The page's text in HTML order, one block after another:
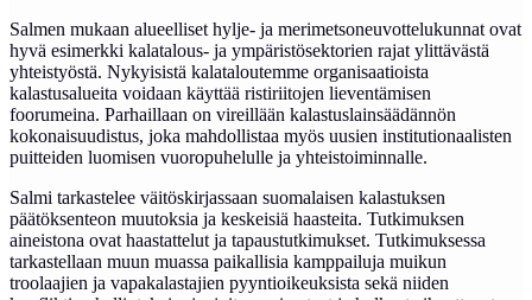
Salmen mukaan alueelliset hylje- ja merimetsoneuvottelukunnat ovat
hyvä esimerkki kalatalous- ja ympäristösektorien rajat ylittävästä
yhteistyöstä. Nykyisistä kalataloutemme organisaatioista
kalastusalueita voidaan käyttää ristiriitojen lieventämisen
foorumeina. Parhaillaan on vireillään kalastuslainsäädännön
kokonaisuudistus, joka mahdollistaa myös uusien institutionaalisten
puitteiden luomisen vuoropuhelulle ja yhteistoiminnalle.
Salmi tarkastelee väitöskirjassaan suomalaisen kalastuksen
päätöksenteon muutoksia ja keskeisiä haasteita. Tutkimuksen
aineistona ovat haastattelut ja tapaustutkimukset. Tutkimuksessa
tarkastellaan muun muassa paikallisia kamppailuja muikun
troolaajien ja vapakalastajien pyyntioikeuksista sekä niiden